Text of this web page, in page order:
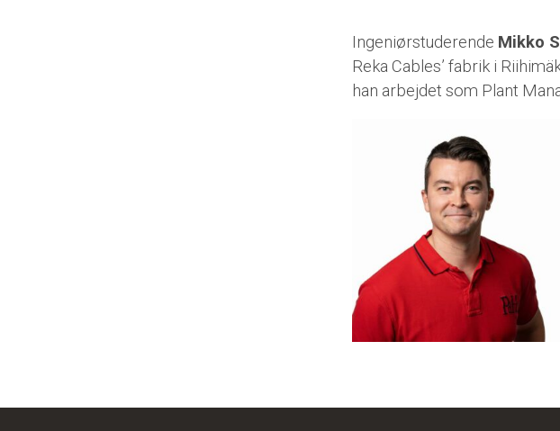
Ingeniørstuderende Mikko
Reka Cables’ fabrik i
han arbejdet som Plant